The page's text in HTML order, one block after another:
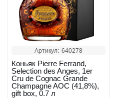
Артикул: 640278
Коньяк Pierre Ferrand,
Selection des Anges, 1er
Cru de Cognac Grande
Champagne AOC (41,8%),
gift box, 0.7 л